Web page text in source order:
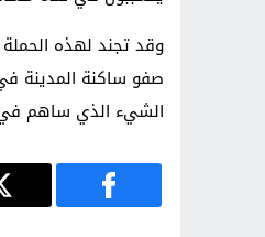
وقد تجند لهذه الحملة
صفو ساكنة المدينة
الشيء الذي ساهم في